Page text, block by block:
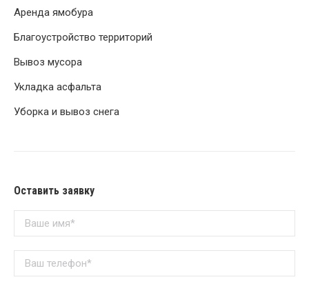
Аренда ямобура
Благоустройство территорий
Вывоз мусора
Укладка асфальта
Уборка и вывоз снега
Оставить заявку